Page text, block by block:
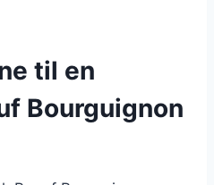
til en
Bourguignon